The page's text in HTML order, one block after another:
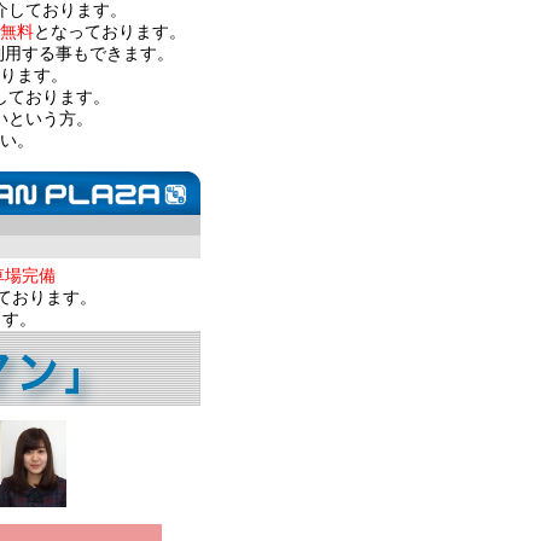
ております。
料となっております。
する事もできます。
ます。
おります。
いう方。
。
場完備
おります。
。